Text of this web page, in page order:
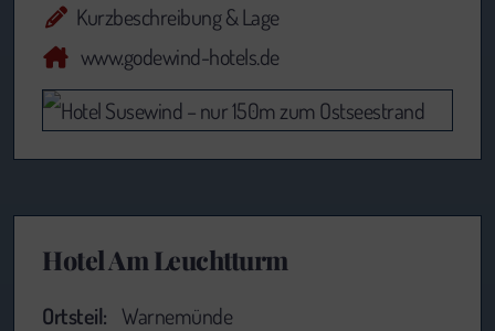
Kurzbeschreibung & Lage
www.godewind-hotels.de
Hotel Am Leuchtturm
Ortsteil: Warnemünde